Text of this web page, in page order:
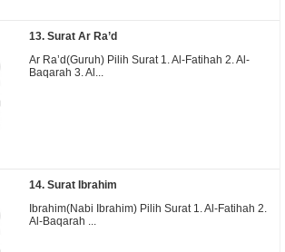
13. Surat Ar Ra’d
Ar Ra’d(Guruh) Pilih Surat 1. Al-Fatihah 2. Al-
Baqarah 3. Al...
14. Surat Ibrahim
Ibrahim(Nabi Ibrahim) Pilih Surat 1. Al-Fatihah 2.
Al-Baqarah ...